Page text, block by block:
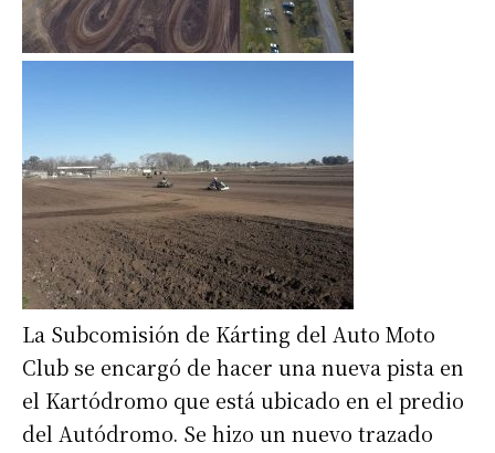
La Subcomisión de Kárting del Auto Moto
Club se encargó de hacer una nueva pista en
el Kartódromo que está ubicado en el predio
del Autódromo. Se hizo un nuevo trazado